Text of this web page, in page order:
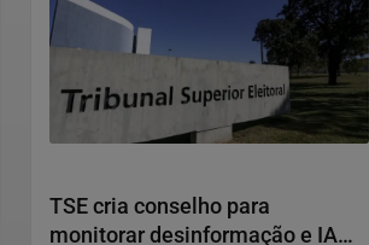
TSE cria conselho para
monitorar desinformação e IA